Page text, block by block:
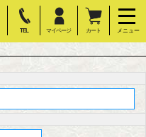
TEL マイページ カート メニュー